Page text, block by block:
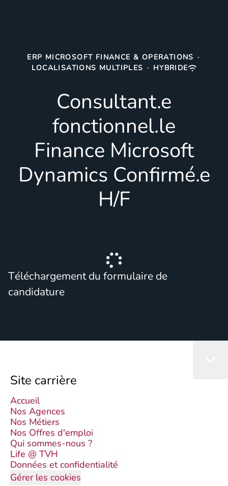
ERP MICROSOFT FINANCE & OPERATIONS ·
LOCALISATIONS MULTIPLES · HYBRIDE
Consultant.e
fonctionnel.le
Finance Microsoft
Dynamics Confirmé.e
H/F
Téléchargement du formulaire de
candidature
Site carrière
Accueil
Nos Agences
Nos Métiers
Nos Offres d'emploi
Qui sommes-nous ?
Life @ TVH
Données et confidentialité
Gérer les cookies